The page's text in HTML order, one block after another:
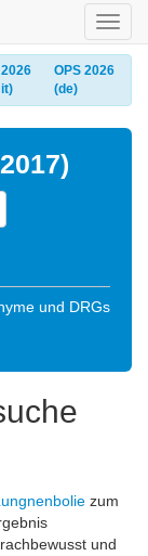
OPS 2026
(de)
und DRGs
zum
und